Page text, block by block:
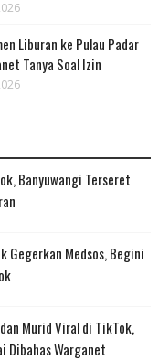
Liburan ke Pulau Padar
Tanya Soal Izin
Banyuwangi Terseret
Gegerkan Medsos, Begini
Murid Viral di TikTok,
Dibahas Warganet